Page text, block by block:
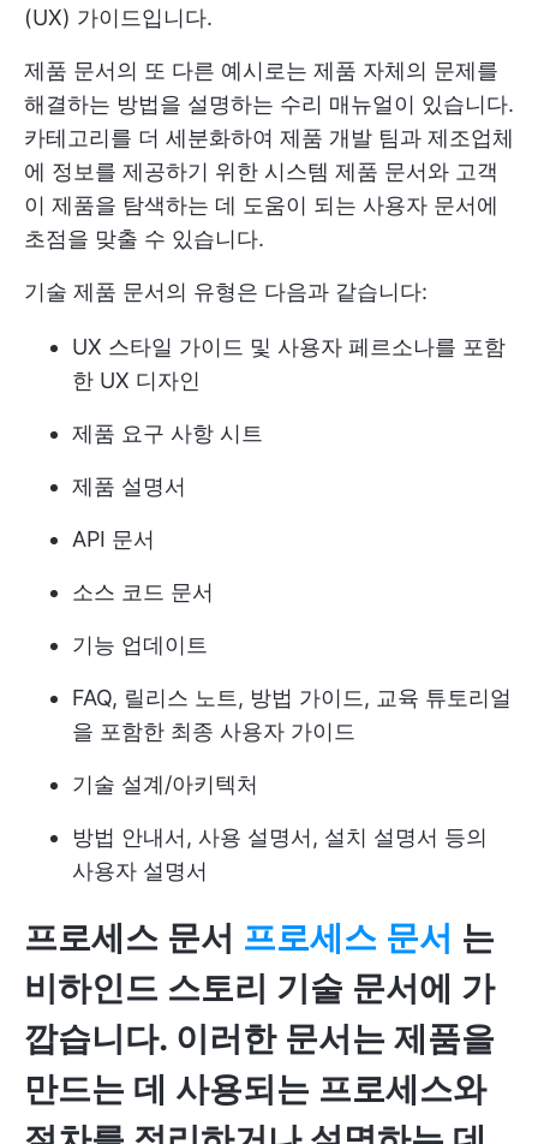
(UX) 가이드입니다.
제품 문서의 또 다른 예시로는 제품 자체의 문제를
해결하는 방법을 설명하는 수리 매뉴얼이 있습니다.
카테고리를 더 세분화하여 제품 개발 팀과 제조업체
에 정보를 제공하기 위한 시스템 제품 문서와 고객
이 제품을 탐색하는 데 도움이 되는 사용자 문서에
초점을 맞출 수 있습니다.
기술 제품 문서의 유형은 다음과 같습니다:
UX 스타일 가이드 및 사용자 페르소나를 포함
한 UX 디자인
제품 요구 사항 시트
제품 설명서
API 문서
소스 코드 문서
기능 업데이트
FAQ, 릴리스 노트, 방법 가이드, 교육 튜토리얼
을 포함한 최종 사용자 가이드
기술 설계/아키텍처
방법 안내서, 사용 설명서, 설치 설명서 등의
사용자 설명서
프로세스 문서 프로세스 문서 는
비하인드 스토리 기술 문서에 가
깝습니다. 이러한 문서는 제품을
만드는 데 사용되는 프로세스와